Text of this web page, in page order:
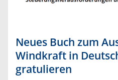
Neues Buch zum
Windkraft in
gratulieren